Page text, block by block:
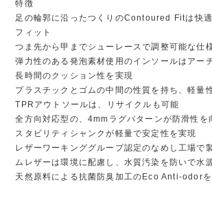
特徴
足の輪郭に沿ったつくりのContoured Fitは快適
フィット
つま先から甲までシューレースで調整可能な仕
弾力性のある発泡素材使用のインソールはアー
長時間のクッション性を実現
プラスチックとゴムの中間の性質を持ち、軽量
TPRアウトソールは、リサイクルも可能
全方向対応型の、4mmラグパターンが防滑性を
スタビリティシャンクが軽量で安定性を実現
レザーワーキンググループ認定のなめし工場で
ムレザーは環境に配慮し、水質汚染を防いで水
天然原料による抗菌防臭加工のEco Anti-odorを